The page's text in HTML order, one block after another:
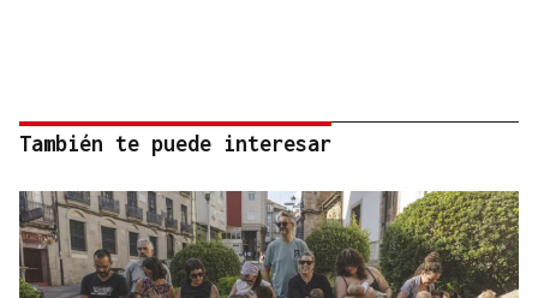
También te puede interesar